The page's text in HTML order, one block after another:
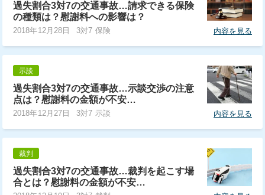
過失割合3対7の交通事故…請求できる保険
の種類は？慰謝料への影響は？
2018年12月28日 3対7 保険 内容を見る
示談
過失割合3対7の交通事故…示談交渉の注意
点は？慰謝料の金額が不安…
2018年12月27日 3対7 示談 内容を見る
裁判
過失割合3対7の交通事故…裁判を起こす場
合とは？慰謝料の金額が不安…